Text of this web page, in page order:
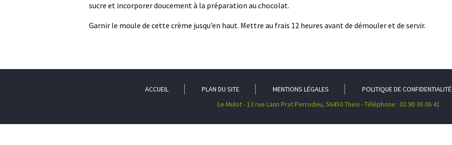
sucre et incorporer doucement à la préparation au chocolat.
Garnir le moule de cette crème jusqu’en haut. Mettre au frais 12 heures avant de démouler et de servir.
ACCUEIL PLAN DU SITE MENTIONS LÉGALES POLITIQUE DE CONFIDENTIALITÉ
Le Mulot - 13 rue Lann Prat Perrodeu, 56450 Theix - Téléphone : 02 90 38 06 41